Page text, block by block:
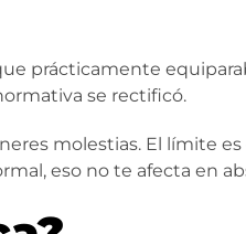
prácticamente
se rectificó.
molestias. El límite es
eso no te afecta en